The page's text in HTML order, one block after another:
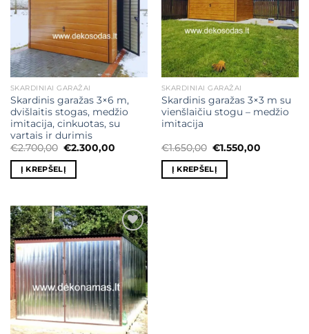
SKARDINIAI GARAŽAI
Skardinis garažas 3×6 m,
dvišlaitis stogas, medžio
imitacija, cinkuotas, su
vartais ir durimis
€2.700,00 Original
was:
€2.700,00.
€2.300,00Current
Į KREPŠELĮ
SKARDINIAI GARAŽAI
Skardinis garažas 3×3 m su
vienšlaičiu stogu – medžio
imitacija
€1.650,00 Original
was:
€1.650,00.
€1.550,00Current
Į KREPŠELĮ
Mėgstamiausias